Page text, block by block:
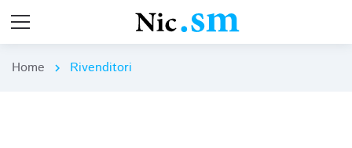
Home chevron_right Rivenditori